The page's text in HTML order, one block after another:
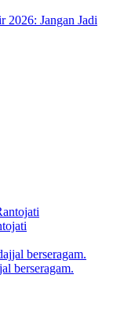
2026: Jangan Jadi
berseragam.